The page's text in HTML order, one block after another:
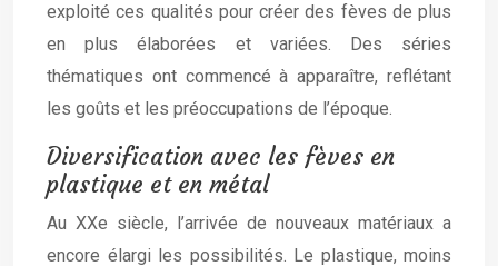
exploité ces qualités pour créer des fèves de plus
en plus élaborées et variées. Des séries
thématiques ont commencé à apparaître, reflétant
les goûts et les préoccupations de l’époque.
Diversification avec les fèves en
plastique et en métal
Au XXe siècle, l’arrivée de nouveaux matériaux a
encore élargi les possibilités. Le plastique, moins